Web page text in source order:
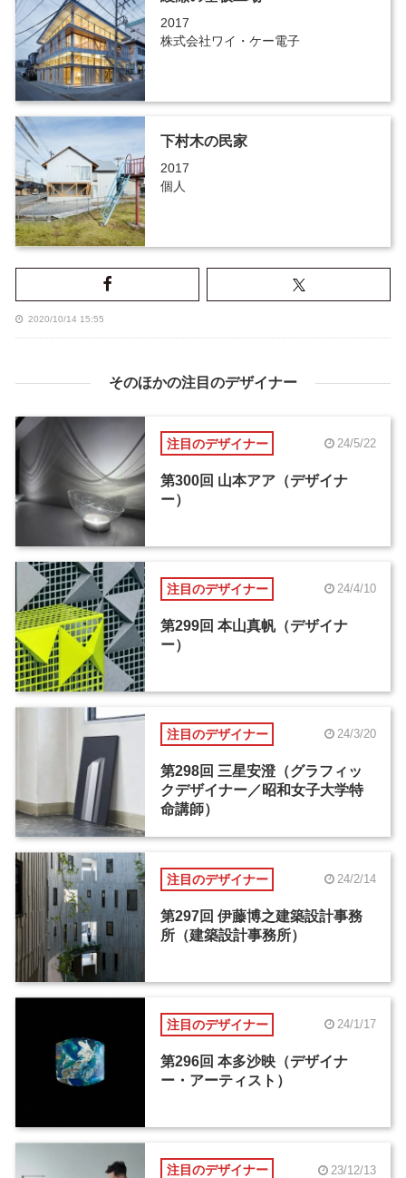
2017
株式会社ワイ・ケー電子
下村木の民家
2017
個人
2020/10/14 15:55
そのほかの注目のデザイナー
注目のデザイナー 24/5/22
第300回 山本アア（デザイナ
ー）
注目のデザイナー 24/4/10
第299回 本山真帆（デザイナ
ー）
注目のデザイナー 24/3/20
第298回 三星安澄（グラフィッ
クデザイナー／昭和女子大学特
命講師）
注目のデザイナー 24/2/14
第297回 伊藤博之建築設計事務
所（建築設計事務所）
注目のデザイナー 24/1/17
第296回 本多沙映（デザイナ
ー・アーティスト）
注目のデザイナー 23/12/13